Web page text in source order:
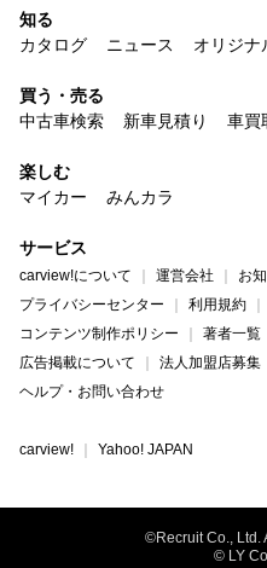
知る
カタログ
ニュース オリジナ
買う・売る
中古車検索
新車見積り 車買
楽しむ
マイカー
みんカラ
サービス
carview!について 運営会社 お
プライバシーセンター
利用規約
コンテンツ制作ポリシー
著者一覧
広告掲載について
法人加盟店募集
ヘルプ・お問い合わせ
carview! Yahoo! JAPAN
©Recruit Co., Ltd.
© LY